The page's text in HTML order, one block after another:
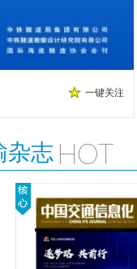
一键关注
杂志